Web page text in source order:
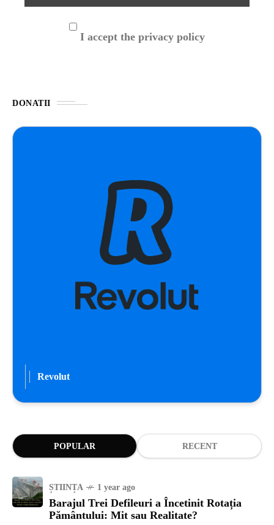
I accept the privacy policy
DONATII
Revolut
POPULAR RECENT
ȘTIINȚA 1 year ago
Barajul Trei Defileuri a Încetinit Rotația
Pământului: Mit sau Realitate?